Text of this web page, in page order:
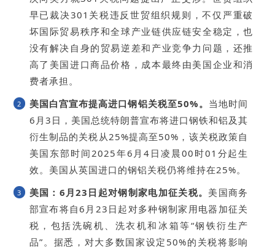
早已裁决301关税违反世贸组织规则，不仅严重破
坏国际贸易秩序和全球产业链供应链安全稳定，也
没有解决自身的贸易逆差和产业竞争力问题，还推
高了美国进口商品价格，成本最终由美国企业和消
费者承担。
2 美国白宫宣布提高进口钢铝关税至50%。 当地时间
6月3日，美国总统特朗普宣布将进口钢铁和铝及其
衍生制品的关税从25%提高至50%，该关税政策自
美国东部时间2025年6月4日凌晨00时01分起生
效。美国从英国进口的钢铝关税仍将维持在25%。
3 美国：6月23日起对钢制家电加征关税。 美国商务
部宣布将自6月23日起对多种钢制家用电器加征关
税，包括洗碗机、洗衣机和冰箱等“钢铁衍生产
品”。据悉，对大多数国家设定50%的关税将影响